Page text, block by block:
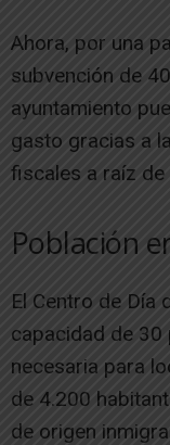
Ahora, por una
subvención de
ayuntamiento
gasto gracias a
fiscales a raíz de
Población
El Centro de Día
capacidad de 30
necesaria para
de 4.200
de origen